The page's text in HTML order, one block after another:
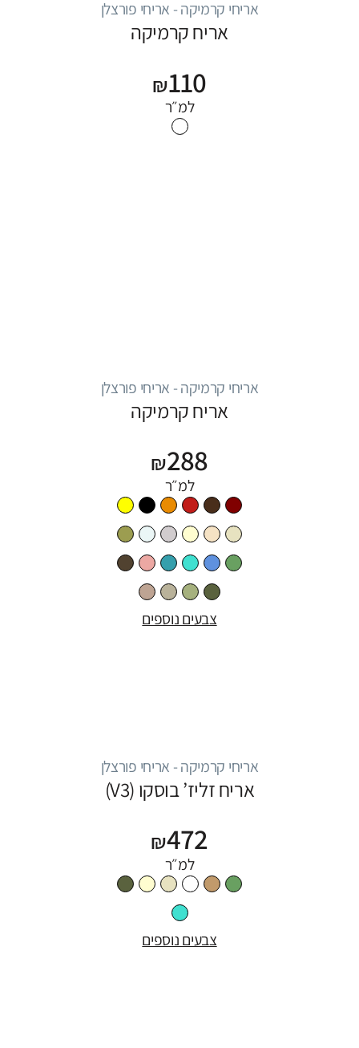
אריחי קרמיקה - אריחי פורצלן
אריח קרמיקה
₪110
למ״ר
אריחי קרמיקה - אריחי פורצלן
אריח קרמיקה
₪288
למ״ר
צבעים נוספים
אריחי קרמיקה - אריחי פורצלן
אריח זליז’ בוסקו (V3)
₪472
למ״ר
צבעים נוספים